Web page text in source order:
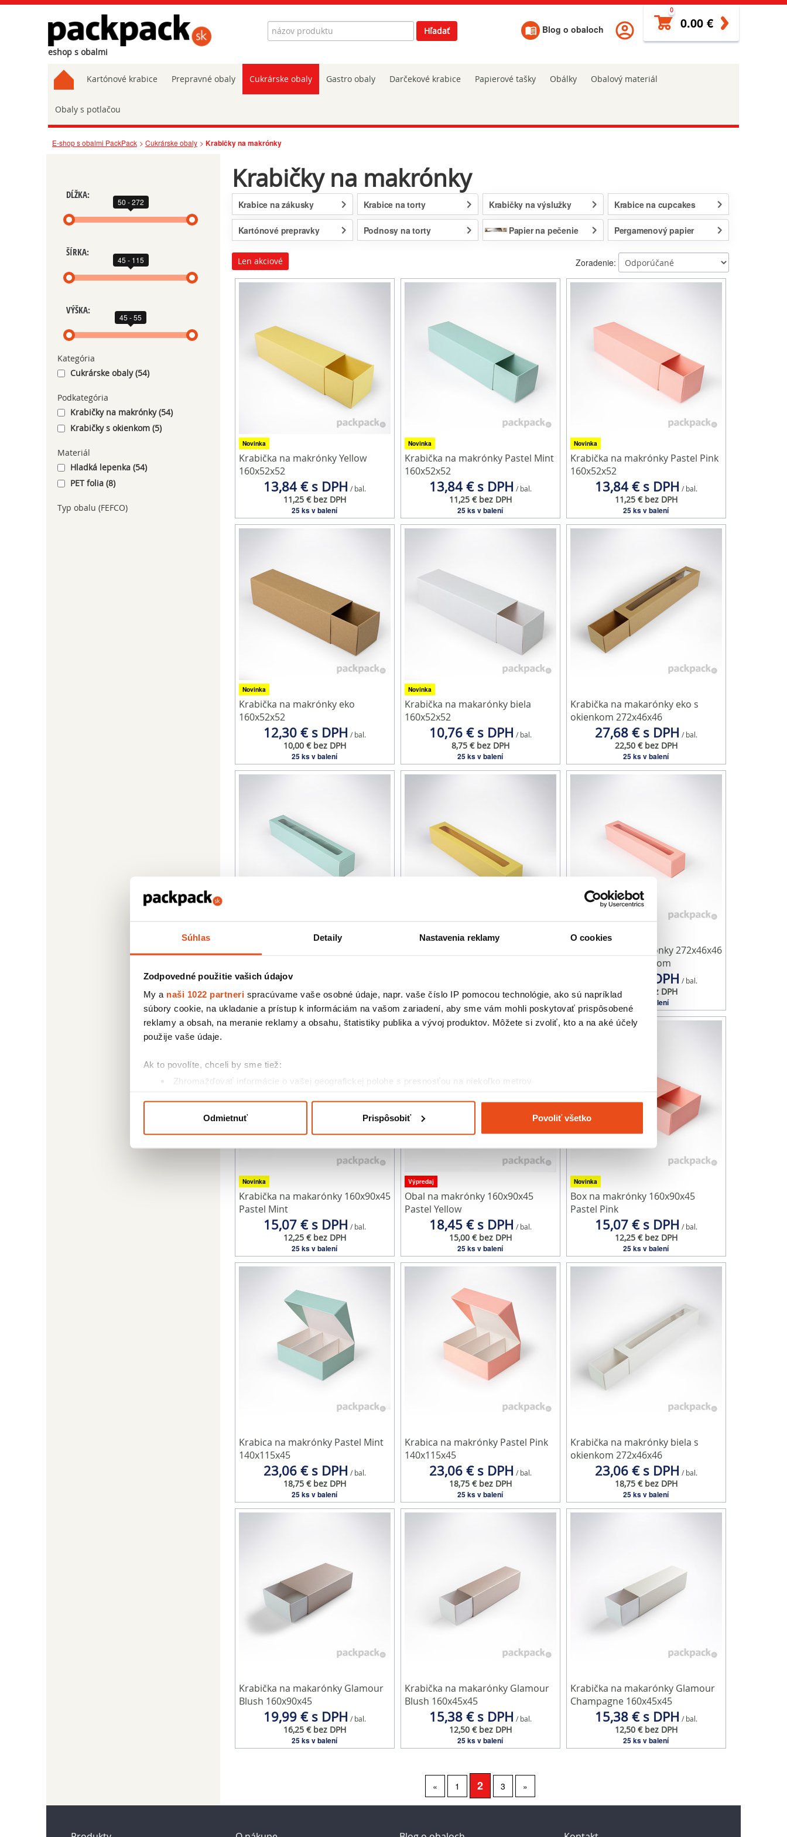
Súhlas Detaily Nastavenia reklamy O cookies
Zodpovedné použitie vašich údajov
My a naši 1022 partneri spracúvame vaše osobné údaje, napr. vaše číslo IP pomocou technológie, ako sú napríklad
súbory cookie, na ukladanie a prístup k informáciám na vašom zariadení, aby sme vám mohli poskytovať prispôsobené
reklamy a obsah, na meranie reklamy a obsahu, štatistiky publika a vývoj produktov. Môžete si zvoliť, kto a na aké účely
použije vaše údaje.
Ak to povolíte, chceli by sme tiež:
Zhromažďovať informácie o vašej geografickej polohe s presnosťou na niekoľko metrov
kedykoľvek zmeniť alebo odvolať cez Vyhlásenie o používaní súborov cookie.
cookie. Informácie o tom, ako používate naše webové stránky, poskytujeme aj našim partnerom v oblasti sociálnych
médií, inzercie a analýzy. Títo partneri môžu príslušné informácie skombinovať s ďalšími údajmi, ktoré ste im poskytli
alebo ktoré od vás získali, keď ste používali ich služby.
Odmietnuť Prispôsobiť Povoliť všetko
eshop s obalmi
Hľadať Hľadať Blog o obaloch
0
0.00 €
Kartónové krabice Prepravné obaly Cukrárske obaly Gastro obaly Darčekové krabice Papierové tašky Obálky Obalový materiál
Obaly s potlačou
E-shop s obalmi PackPack Cukrárske obaly Krabičky na makrónky
DĹŽKA:
50 - 272
ŠÍRKA:
45 - 115
VÝŠKA:
45 - 55
Kategória
Cukrárske obaly (54)
Podkategória
Krabičky na makrónky (54)
Krabičky s okienkom (5)
Materiál
Hladká lepenka (54)
PET folia (8)
Typ obalu (FEFCO)
Krabičky na makrónky
Krabice na zákusky Krabice na torty Krabičky na výslužky Krabice na cupcakes
Kartónové prepravky Podnosy na torty Papier na pečenie Pergamenový papier
Len akciové Zoradenie:
Novinka
Krabička na makrónky Yellow
160x52x52
13,84 € s DPH / bal.
11,25 € bez DPH
25 ks v balení
Novinka
Krabička na makrónky Pastel Mint
160x52x52
13,84 € s DPH / bal.
11,25 € bez DPH
25 ks v balení
Novinka
Krabička na makrónky Pastel Pink
160x52x52
13,84 € s DPH / bal.
11,25 € bez DPH
25 ks v balení
Novinka
Krabička na makrónky eko
160x52x52
12,30 € s DPH / bal.
10,00 € bez DPH
25 ks v balení
Novinka
Krabička na makarónky biela
160x52x52
10,76 € s DPH / bal.
8,75 € bez DPH
25 ks v balení
Krabička na makarónky eko s
okienkom 272x46x46
27,68 € s DPH / bal.
22,50 € bez DPH
25 ks v balení
Krabička na makarónky 272x46x46
24,60 € s DPH
20,00 € bez DPH
Novinka
20,00 € bez DPH
25 ks v balení
Krabička na makarónky 272x46x46
Pastel Pink s okienkom
24,60 € s DPH / bal.
20,00 € bez DPH
25 ks v balení
Novinka
Krabička na makarónky 160x90x45
Pastel Mint
15,07 € s DPH / bal.
12,25 € bez DPH
25 ks v balení
Výpredaj
Obal na makrónky 160x90x45
Pastel Yellow
18,45 € s DPH / bal.
15,00 € bez DPH
25 ks v balení
Novinka
Box na makrónky 160x90x45
Pastel Pink
15,07 € s DPH / bal.
12,25 € bez DPH
25 ks v balení
Krabica na makrónky Pastel Mint
140x115x45
23,06 € s DPH / bal.
18,75 € bez DPH
25 ks v balení
Krabica na makrónky Pastel Pink
140x115x45
23,06 € s DPH / bal.
18,75 € bez DPH
25 ks v balení
Krabička na makrónky biela s
okienkom 272x46x46
23,06 € s DPH / bal.
18,75 € bez DPH
25 ks v balení
Krabička na makarónky Glamour
Blush 160x90x45
19,99 € s DPH / bal.
16,25 € bez DPH
25 ks v balení
Krabička na makarónky Glamour
Blush 160x45x45
15,38 € s DPH / bal.
12,50 € bez DPH
25 ks v balení
Krabička na makarónky Glamour
Champagne 160x45x45
15,38 € s DPH / bal.
12,50 € bez DPH
25 ks v balení
« 1 2 3 »